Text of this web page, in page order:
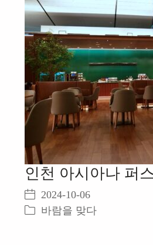
인천 아시아나 퍼
2024-10-06
바람을 맞다